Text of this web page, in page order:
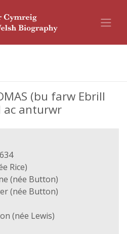
(bu farw Ebrill
ac anturwr
Rice)
(née Button)
(née Button)
(née Lewis)